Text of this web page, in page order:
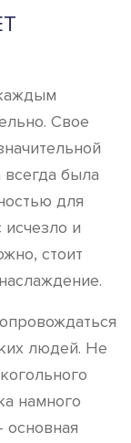
Свое
была
для
и
стоит
людей. Не
намного
основная